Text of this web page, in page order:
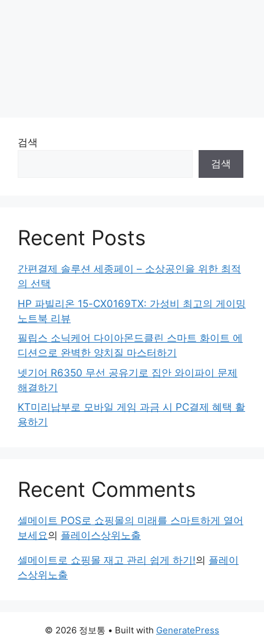
검색
검색
Recent Posts
간편결제 솔루션 세종페이 – 소상공인을 위한 최적
의 선택
HP 파빌리온 15-CX0169TX: 가성비 최고의 게이밍
노트북 리뷰
필립스 소닉케어 다이아몬드클린 스마트 화이트 에
디션으로 완벽한 양치질 마스터하기
넷기어 R6350 무선 공유기로 집안 와이파이 문제
해결하기
KT미리납부로 모바일 게임 과금 시 PC결제 혜택 활
용하기
Recent Comments
셀메이트 POS로 쇼핑몰의 미래를 스마트하게 열어
보세요의 플레이스상위노출
셀메이트로 쇼핑몰 재고 관리 쉽게 하기!의 플레이
스상위노출
© 2026 정보통 • Built with GeneratePress